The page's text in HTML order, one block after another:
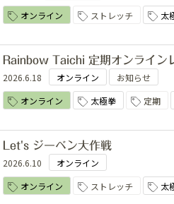
オンライン
ストレッチ 太
Rainbow Taichi 定期オンライン
2026.6.18 オンライン
お知らせ
オンライン
太極拳 定期
Let's ジーベン大作戦
2026.6.10
オンライン
オンライン
ストレッチ 太